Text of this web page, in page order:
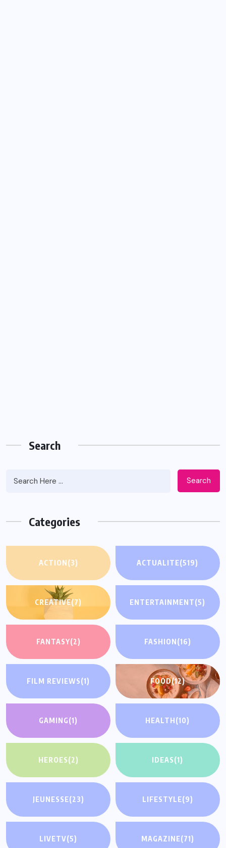
Search
Search
Categories
ACTION(3) ACTUALITE(519)
CREATIVE(7) ENTERTAINMENT(5)
FANTASY(2) FASHION(16)
FILM REVIEWS(1) FOOD(12)
GAMING(1) HEALTH(10)
HEROES(2) IDEAS(1)
JEUNESSE(23) LIFESTYLE(9)
LIVETV(5) MAGAZINE(71)